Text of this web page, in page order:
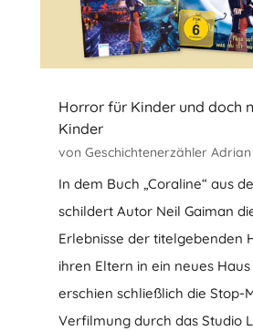
Horror für Kinder und doch
Kinder
von Geschichtenerzähler Adrian
In dem Buch „Coraline“ aus
schildert Autor Neil Gaiman
Erlebnisse der titelgebenden
ihren Eltern in ein neues Haus
erschien schließlich die Stop-
Verfilmung durch das Studio